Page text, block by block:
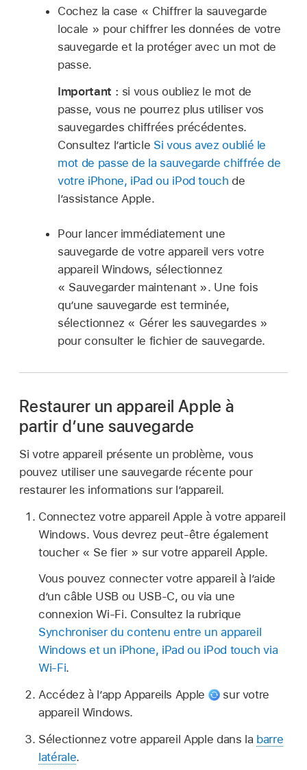
Cochez la case « Chiffrer la sauvegarde
locale » pour chiffrer les données de votre
sauvegarde et la protéger avec un mot de
passe.
Important : si vous oubliez le mot de
passe, vous ne pourrez plus utiliser vos
sauvegardes chiffrées précédentes.
Consultez l’article Si vous avez oublié le
mot de passe de la sauvegarde chiffrée de
votre iPhone, iPad ou iPod touch de
l’assistance Apple.
Pour lancer immédiatement une
sauvegarde de votre appareil vers votre
appareil Windows, sélectionnez
« Sauvegarder maintenant ». Une fois
quʼune sauvegarde est terminée,
sélectionnez « Gérer les sauvegardes »
pour consulter le fichier de sauvegarde.
Restaurer un appareil Apple à
partir dʼune sauvegarde
Si votre appareil présente un problème, vous
pouvez utiliser une sauvegarde récente pour
restaurer les informations sur l’appareil.
Connectez votre appareil Apple à votre appareil
Windows. Vous devrez peut-être également
toucher « Se fier » sur votre appareil Apple.
Vous pouvez connecter votre appareil à l’aide
d’un câble USB ou USB-C, ou via une
connexion Wi-Fi. Consultez la rubrique
Synchroniser du contenu entre un appareil
Windows et un iPhone, iPad ou iPod touch via
Wi-Fi.
Accédez à l’app Appareils Apple
sur votre
appareil Windows.
Sélectionnez votre appareil Apple dans la barre
latérale.